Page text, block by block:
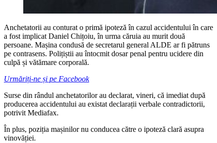
Anchetatorii au conturat o primă ipoteză în cazul accidentului în care
a fost implicat Daniel Chițoiu, în urma căruia au murit două
persoane. Mașina condusă de secretarul general ALDE ar fi pătruns
pe contrasens. Polițiștii au întocmit dosar penal pentru ucidere din
culpă și vătămare corporală.
Urmăriți-ne și pe Facebook
Surse din rândul anchetatorilor au declarat, vineri, că imediat după
producerea accidentului au existat declarații verbale contradictorii,
potrivit Mediafax.
În plus, poziția mașinilor nu conducea către o ipoteză clară asupra
vinovăției.